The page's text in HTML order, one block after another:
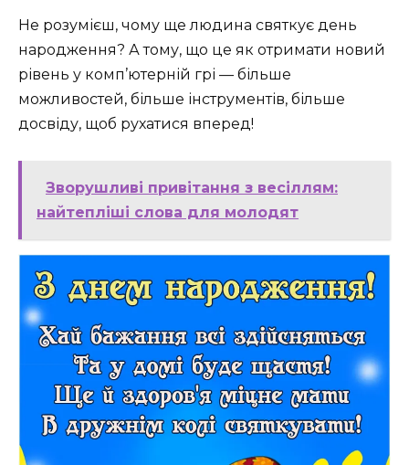
Не розумієш, чому ще людина святкує день
народження? А тому, що це як отримати новий
рівень у комп’ютерній грі — більше
можливостей, більше інструментів, більше
досвіду, щоб рухатися вперед!
Зворушливі привітання з весіллям:
найтепліші слова для молодят